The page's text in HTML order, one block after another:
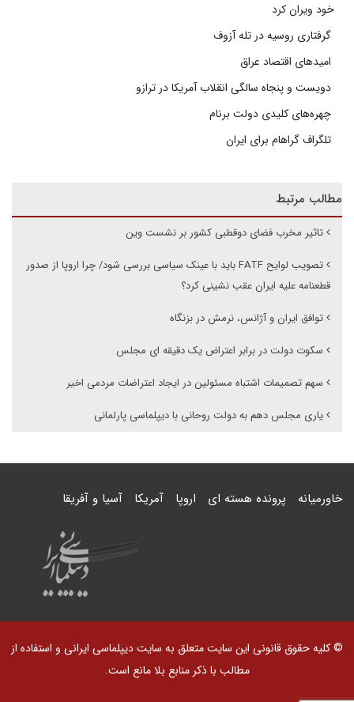
خود ویران کرد
گرفتاری روسیه در تله آزوف
امیدهای اقتصاد عراق
دویست و پنجاه سالگی انقلاب آمریکا در ترازو
چهره‌های کلیدی دولت برنام
تلگراف گراهام برای ایران
مطالب مرتبط
تاثیر مخرب فضای دوقطبی کشور بر نشست وین
تصویب لوایح FATF باید با عینک سیاسی بررسی شود/ چرا اروپا از صدور
قطعنامه علیه ایران عقب نشینی کرد؟
توافق ایران و آژانس، نرمش در بزنگاه
سکوت دولت در برابر اعتراض یک دقیقه ای مجلس
سهم تصمیمات اشتباه مسئولین در ایجاد اعتراضات مردمی اخیر
یاری مجلس دهم به دولت روحانی با دیپلماسی پارلمانی
خاورمیانه پرونده هسته ای اروپا آمریکا آسیا و آفریقا
© کلیه حقوق قانونی این سایت متعلق به سایت دیپلماسی ایرانی و استفاده از
مطالب با ذکر منابع بلا مانع است.